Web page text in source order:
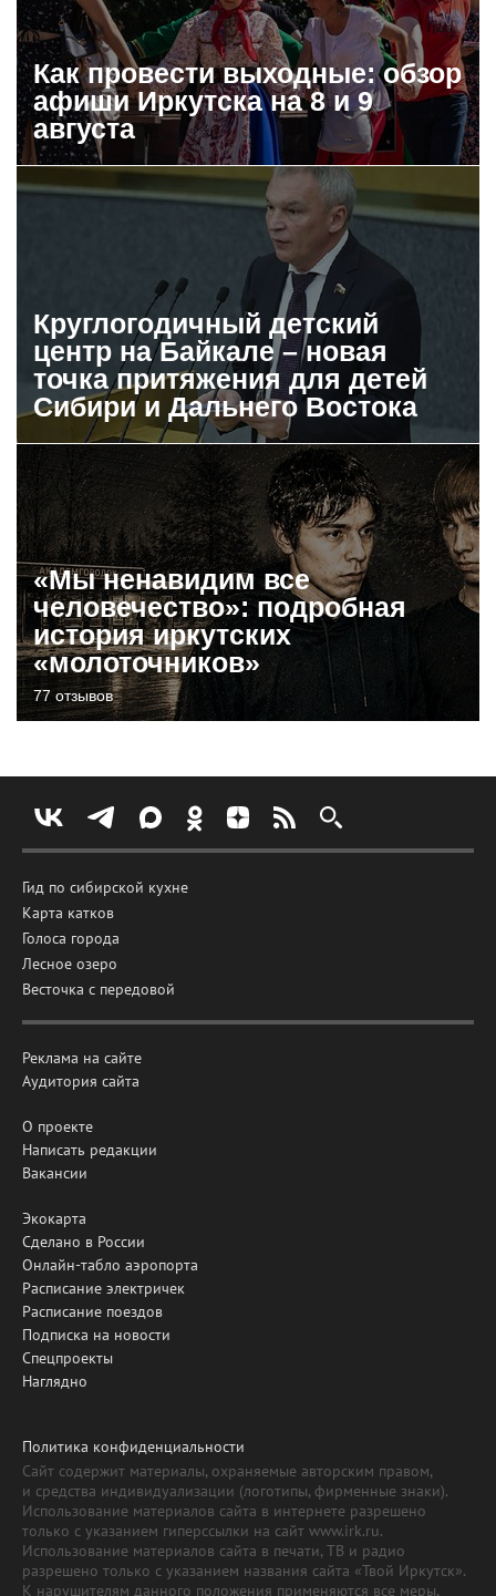
Как провести выходные: обзор
афиши Иркутска на 8 и 9
августа
Круглогодичный детский
центр на Байкале – новая
точка притяжения для детей
Сибири и Дальнего Востока
«Мы ненавидим все
человечество»: подробная
история иркутских
«молоточников»
77 отзывов
Гид по сибирской кухне
Карта катков
Голоса города
Лесное озеро
Весточка с передовой
Реклама на сайте
Аудитория сайта
О проекте
Написать редакции
Вакансии
Экокарта
Сделано в России
Онлайн-табло аэропорта
Расписание электричек
Расписание поездов
Подписка на новости
Спецпроекты
Наглядно
Политика конфиденциальности
Сайт содержит материалы, охраняемые авторским правом,
и средства индивидуализации (логотипы, фирменные знаки).
Использование материалов сайта в интернете разрешено
только с указанием гиперссылки на сайт www.irk.ru.
Использование материалов сайта в печати, ТВ и радио
разрешено только с указанием названия сайта «Твой Иркутск».
К нарушителям данного положения применяются все меры,